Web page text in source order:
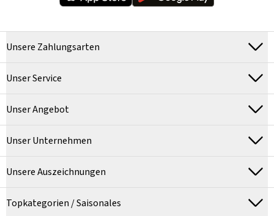
Unsere Zahlungsarten
Unser Service
Unser Angebot
Unser Unternehmen
Unsere Auszeichnungen
Topkategorien / Saisonales